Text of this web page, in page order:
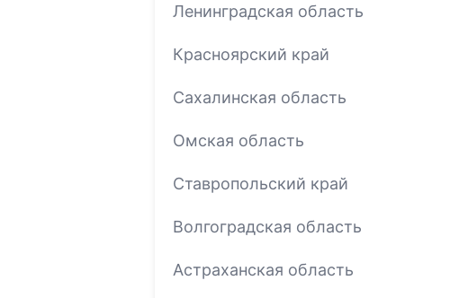
Ленинградская область
Красноярский край
Сахалинская область
Омская область
Ставропольский край
Волгоградская область
Астраханская область